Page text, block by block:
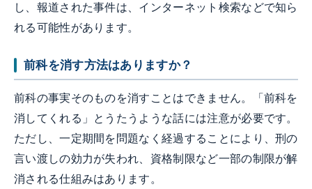
し、報道された事件は、インターネット検索などで知ら
れる可能性があります。
前科を消す方法はありますか？
前科の事実そのものを消すことはできません。「前科を
消してくれる」とうたうような話には注意が必要です。
ただし、一定期間を問題なく経過することにより、刑の
言い渡しの効力が失われ、資格制限など一部の制限が解
消される仕組みはあります。